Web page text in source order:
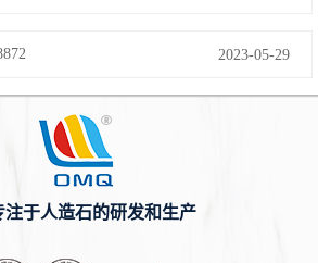
2023-05-29
注于人造石的研发和生产